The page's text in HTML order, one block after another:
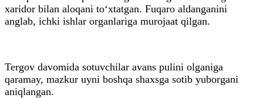
xaridor bilan aloqani to‘xtatgan. Fuqaro aldanganini
anglab, ichki ishlar organlariga murojaat qilgan.
Tergov davomida sotuvchilar avans pulini olganiga
qaramay, mazkur uyni boshqa shaxsga sotib yuborgani
aniqlangan.